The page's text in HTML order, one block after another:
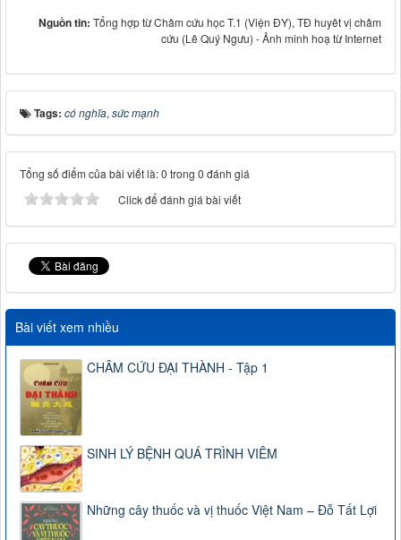
Nguồn tin: Tổng hợp từ Châm cứu học T.1 (Viện ĐY), TĐ huyêt vị châm
cứu (Lê Quý Ngưu) - Ảnh minh hoạ từ Internet
Tags: có nghĩa, sức mạnh
Tổng số điểm của bài viết là: 0 trong 0 đánh giá
Click để đánh giá bài viết
Bài viết xem nhiều
CHÂM CỨU ĐẠI THÀNH - Tập 1
SINH LÝ BỆNH QUÁ TRÌNH VIÊM
Những cây thuốc và vị thuốc Việt Nam – Đỗ Tất Lợi